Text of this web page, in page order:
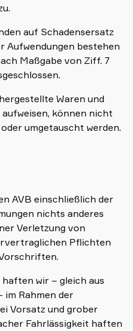
auf Schadensersatz
Aufwendungen bestehen
Maßgabe von Ziff. 7
Waren und
können nicht
umgetauscht werden.
AVB einschließlich der
nichts anderes
Verletzung von
Pflichten
wir – gleich aus
im Rahmen der
Vorsatz und grober
Fahrlässigkeit haften